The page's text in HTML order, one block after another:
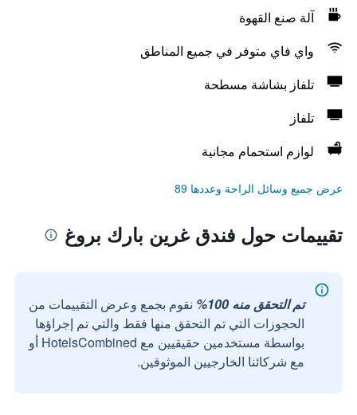
آلة صنع القهوة
واي فاي متوفر في جميع المناطق
تلفاز بشاشة مسطحة
تلفاز
لوازم استحمام مجانية
عرض جميع وسائل الراحة وعددها 89
تقييمات حول فندق غرين بارك بروغ
تم التحقق منه 100%
نقوم بجمع وعرض التقييمات من
الحجوزات التي تم التحقق منها فقط والتي تم إجراؤها
بواسطة مستخدمين حقيقيين مع HotelsCombined أو
مع شركائنا الخارجيين الموثوقين.